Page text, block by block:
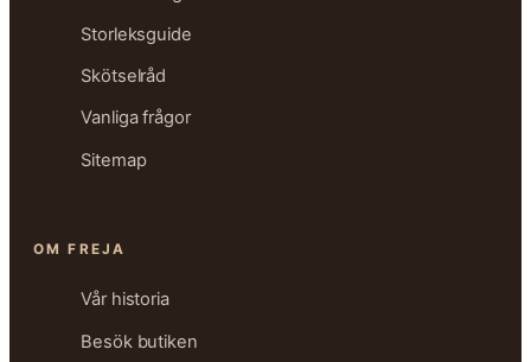
Storleksguide
Skötselråd
Vanliga frågor
Sitemap
OM FREJA
Vår historia
Besök butiken